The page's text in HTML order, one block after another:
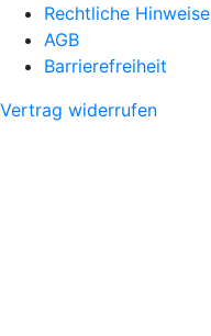
Rechtliche Hinweise
AGB
Barrierefreiheit
Vertrag widerrufen